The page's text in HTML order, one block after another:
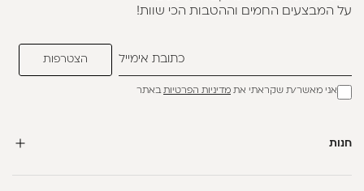
על המבצעים החמים וההטבות הכי שוות!
אני מאשר/ת שקראתי את מדיניות הפרטיותבאתר
חנות